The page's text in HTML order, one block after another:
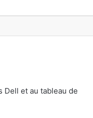
Dell et au tableau de